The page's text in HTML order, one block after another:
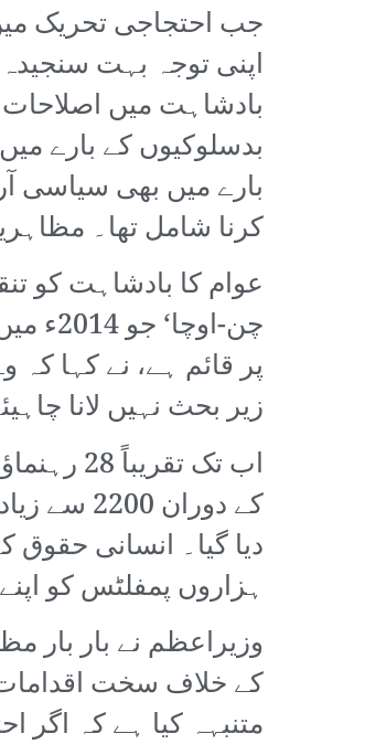
جب احتجاجی تحریک
اپنی توجہ بہت
بادشاہت میں
بدسلوکیوں کے بارے
بارے میں بھی سیاسی
کرنا شامل تھا۔
عوام کا بادشاہت کو
چن-
پر قائم ہے، نے کہا
زیر بحث نہیں لانا
اب تک
کے
دیا گیا۔ انسانی
ہزاروں پمفلٹس کو
وزیراعظم نے بار
کے خلاف سخت اقدامات
متنبہہ کیا ہے کہ اگر